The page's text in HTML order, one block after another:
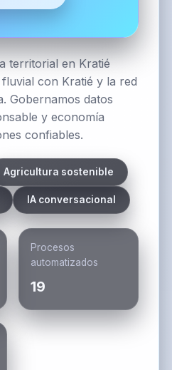
territorial en Kratié
con Kratié y la red
Gobernamos datos
y economía
confiables.
Agricultura sostenible
IA conversacional
Procesos
automatizados
19